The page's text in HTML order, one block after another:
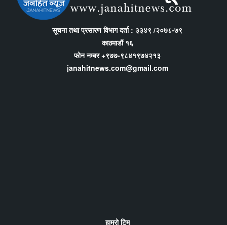
सूचना तथा प्रसारण विभाग दर्ता : ३३४९ /२०७८-७९
काठमाडौं १६
फोन नम्बर +९७७-९८४१९७४२१३
janahitnews.com@gmail.com
हाम्रो टिम